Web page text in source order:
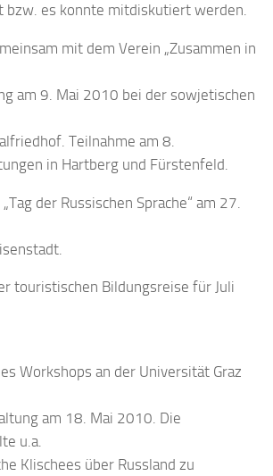
bzw. es konnte mitdiskutiert werden.
mit dem Verein „Zusammen in
am 9. Mai 2010 bei der sowjetischen
Teilnahme am 8.
in Hartberg und Fürstenfeld.
der Russischen Sprache“ am 27.
touristischen Bildungsreise für Juli
Workshops an der Universität Graz
am 18. Mai 2010. Die
u.a.
Klischees über Russland zu